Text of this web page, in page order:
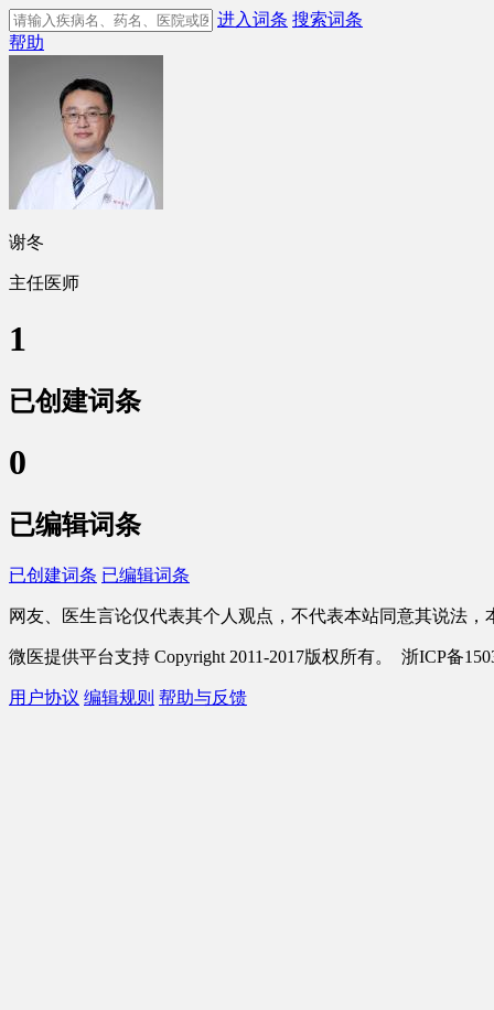
进入词条 搜索词条
帮助
谢冬
主任医师
1
已创建词条
0
已编辑词条
已创建词条 已编辑词条
网友、医生言论仅代表其个人观点，不代表本站同意其说法
微医提供平台支持 Copyright 2011-2017版权所有。 浙ICP备
用户协议 编辑规则 帮助与反馈